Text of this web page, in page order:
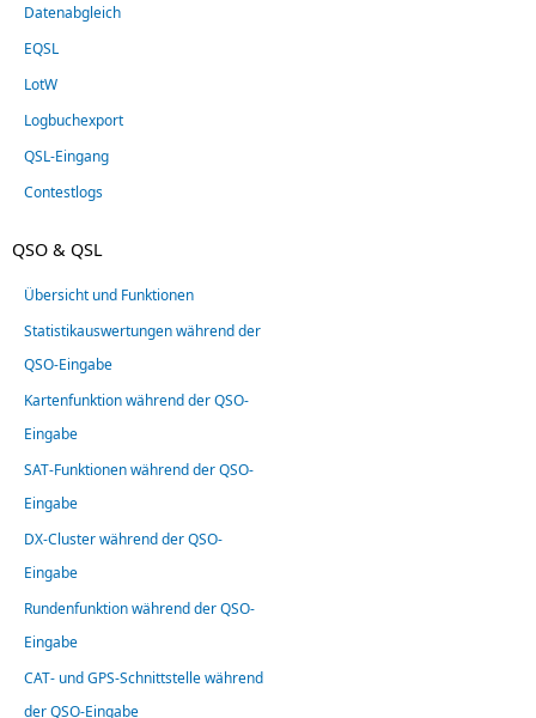
Datenabgleich
EQSL
LotW
Logbuchexport
QSL-Eingang
Contestlogs
QSO & QSL
Übersicht und Funktionen
Statistikauswertungen während der
QSO-Eingabe
Kartenfunktion während der QSO-
Eingabe
SAT-Funktionen während der QSO-
Eingabe
DX-Cluster während der QSO-
Eingabe
Rundenfunktion während der QSO-
Eingabe
CAT- und GPS-Schnittstelle während
der QSO-Eingabe